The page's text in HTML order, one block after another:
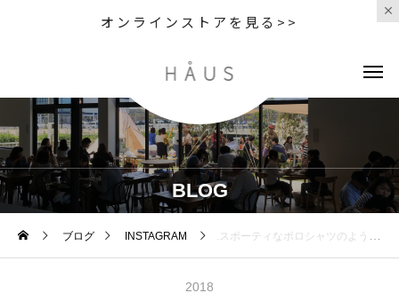
オンラインストアを見る>>
BLOG
ブログ INSTAGRAM .スポーティなポロシャツのような襟付きニット。甘くなりすぎないのがうれしい。.#MHL.#DRY COTTON .color オフホワイト、ブラック.あわせてこちらどうぞ︎@haus_howell .#WASHED DENSE COTTON #WIDE STRIPE SOCK #ARMY SHOES #cottonknit#skirt#sneaker#belt#socks#hausmatsue #島根#松江
2018